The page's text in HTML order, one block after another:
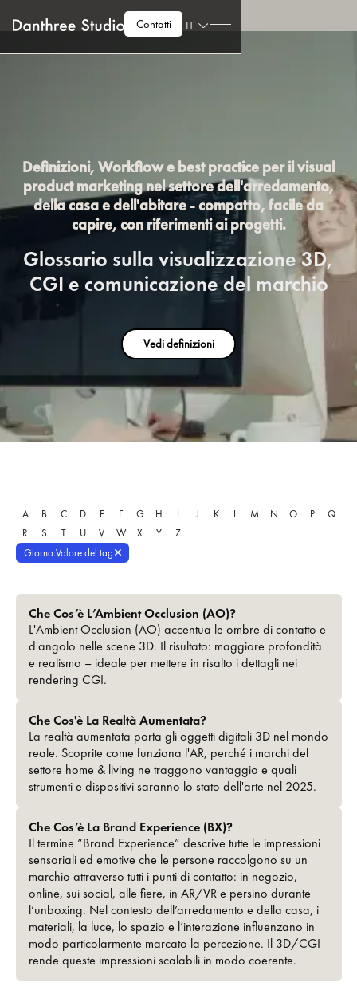
Contatti IT
Definizioni, Workflow e best practice per il visual
product marketing nel settore dell'arredamento,
della casa e dell'abitare - compatto, facile da
capire, con riferimenti ai progetti.
Glossario sulla visualizzazione 3D,
CGI e comunicazione del marchio
Vedi definizioni
A B C D E F G H I J K L M N O P
Q
R
S T U V W X Y
Z
Giorno:Valore del tag
Che Cos’è L’Ambient Occlusion (AO)?
L'Ambient Occlusion (AO) accentua le ombre di contatto e
d'angolo nelle scene 3D. Il risultato: maggiore profondità
e realismo – ideale per mettere in risalto i dettagli nei
rendering CGI.
Che Cos'è La Realtà Aumentata?
La realtà aumentata porta gli oggetti digitali 3D nel mondo
reale. Scoprite come funziona l'AR, perché i marchi del
settore home & living ne traggono vantaggio e quali
strumenti e dispositivi saranno lo stato dell'arte nel 2025.
Che Cos’è La Brand Experience (BX)?
Il termine “Brand Experience” descrive tutte le impressioni
sensoriali ed emotive che le persone raccolgono su un
marchio attraverso tutti i punti di contatto: in negozio,
online, sui social, alle fiere, in AR/VR e persino durante
l’unboxing. Nel contesto dell’arredamento e della casa, i
materiali, la luce, lo spazio e l’interazione influenzano in
modo particolarmente marcato la percezione. Il 3D/CGI
rende queste impressioni scalabili in modo coerente.